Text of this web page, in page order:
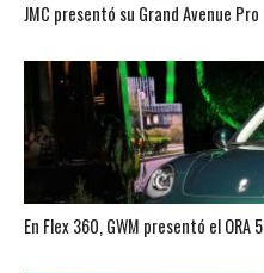
JMC presentó su Grand Avenue Pro
En Flex 360, GWM presentó el ORA 5